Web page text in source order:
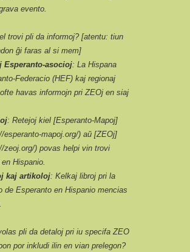
evento.
trovi pli da informoj? [atentu: tiun
ĝi faras al si mem]
Esperanto-asocioj: La Hispana
Federacio (HEF) kaj regionaj
havas informojn pri ZEOj en siaj
: Retejoj kiel [Esperanto-Mapoj]
esperanto-mapoj.org/) aŭ [ZEOj]
zeoj.org/) povas helpi vin trovi
Hispanio.
kaj artikoloj: Kelkaj libroj pri la
de Esperanto en Hispanio mencias
pli da detaloj pri iu specifa ZEO
por inkludi ilin en vian prelegon?